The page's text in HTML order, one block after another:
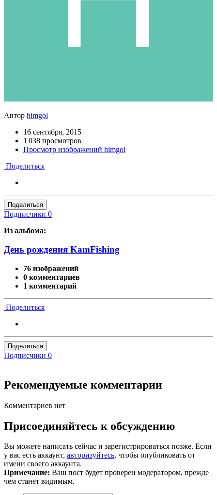
Автор himgol
16 сентября, 2015
1 038 просмотров
Просмотр изображений himgol
Поделиться
Поделиться
Подписчики 0
Из альбома:
День рождения KamFishing
76 изображений
0 комментариев
1 комментарий
Поделиться
Поделиться
Подписчики 0
Рекомендуемые комментарии
Комментариев нет
Присоединяйтесь к обсуждению
Вы можете написать сейчас и зарегистрироваться позже. Если
у вас есть аккаунт, авторизуйтесь, чтобы опубликовать от
имени своего аккаунта.
Примечание: Ваш пост будет проверен модератором, прежде
чем станет видимым.